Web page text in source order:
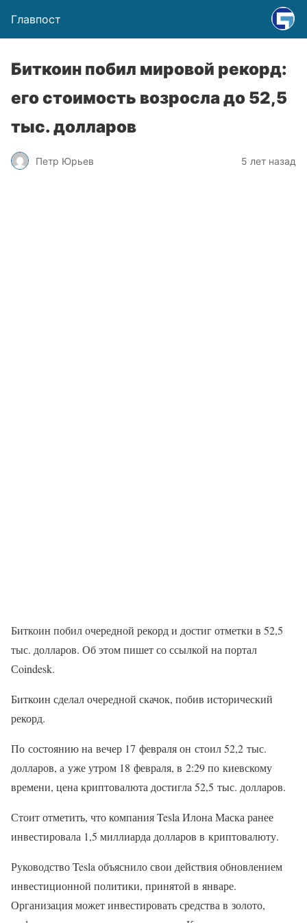
Главпост
Биткоин побил мировой рекорд:
его стоимость возросла до 52,5
тыс. долларов
Петр Юрьев 5 лет назад
Биткоин побил очередной рекорд и достиг отметки в 52,5
тыс. долларов. Об этом пишет со ссылкой на портал
Сoindesk.
Биткоин сделал очередной скачок, побив исторический
рекорд.
По состоянию на вечер 17 февраля он стоил 52,2 тыс.
долларов, а уже утром 18 февраля, в 2:29 по киевскому
времени, цена криптовалюта достигла 52,5 тыс. долларов.
Стоит отметить, что компания Tesla Илона Маска ранее
инвестировала 1,5 миллиарда долларов в криптовалюту.
Руководство Tesla объяснило свои действия обновлением
инвестиционной политики, принятой в январе.
Организация может инвестировать средства в золото,